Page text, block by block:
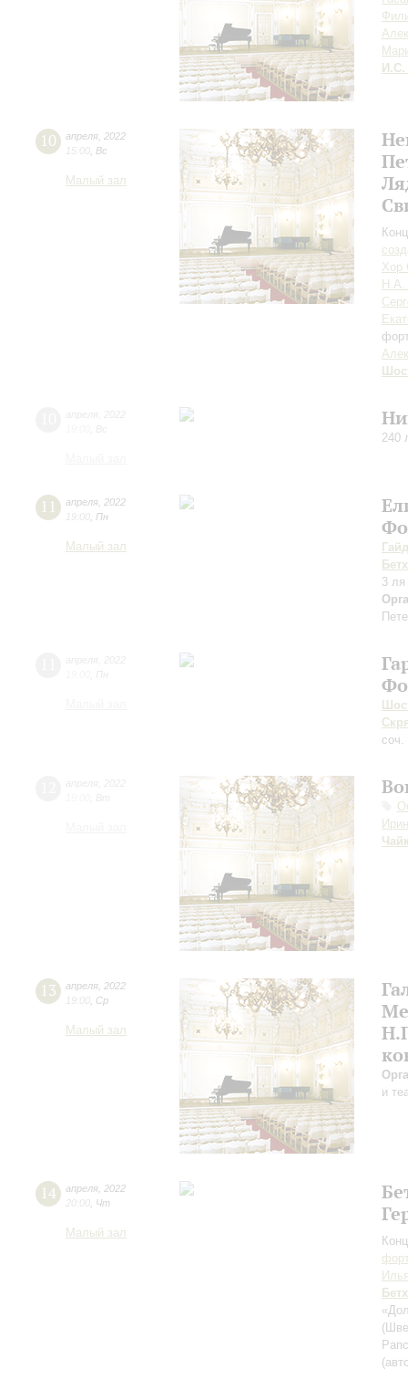
И.С.
10 апреля 2022
15:00 Вс
Малый зал
Хор
Н.А.
240
11 апреля 2022
19:00 Пн
Малый зал
3
13 апреля 2022
19:00 Ср
Малый зал
и
14 апреля 2022
20:00 Чт
Малый зал